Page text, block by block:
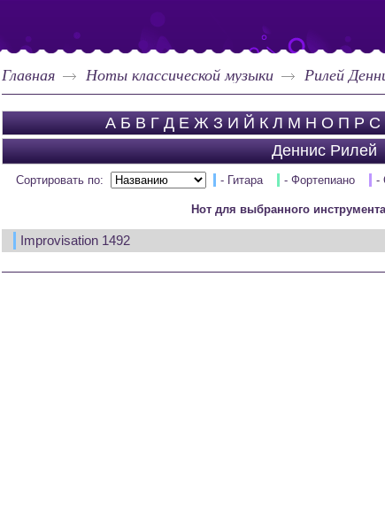
Главная Ноты классической музыки Рилей
А Б В Г Д Е Ж З И Й К Л М Н О П Р С
Деннис Рилей
Сортировать по: - Гитара - Фортепиано -
Нот для выбранного
Improvisation 1492